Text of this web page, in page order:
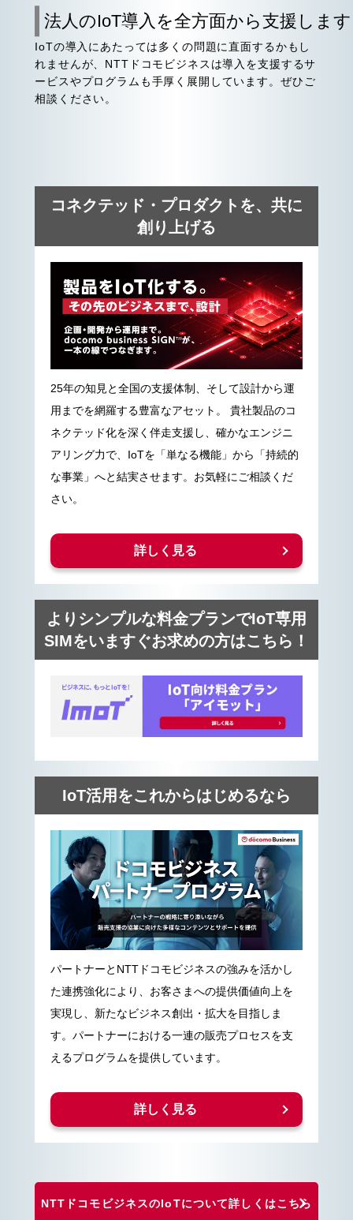
法人のIoT導入を全方面から支援します
IoTの導入にあたっては多くの問題に直面するかもし
れませんが、NTTドコモビジネスは導入を支援するサ
ービスやプログラムも手厚く展開しています。ぜひご
相談ください。
コネクテッド・プロダクトを、共に
創り上げる
25年の知見と全国の支援体制、そして設計から運
用までを網羅する豊富なアセット。 貴社製品のコ
ネクテッド化を深く伴走支援し、確かなエンジニ
アリング力で、IoTを「単なる機能」から「持続的
な事業」へと結実させます。お気軽にご相談くだ
さい。
詳しく見る
よりシンプルな料金プランでIoT専用
SIMをいますぐお求めの方はこちら！
IoT活用をこれからはじめるなら
パートナーとNTTドコモビジネスの強みを活かし
た連携強化により、お客さまへの提供価値向上を
実現し、新たなビジネス創出・拡大を目指しま
す。パートナーにおける一連の販売プロセスを支
えるプログラムを提供しています。
詳しく見る
NTTドコモビジネスのIoTについて詳しくはこちら